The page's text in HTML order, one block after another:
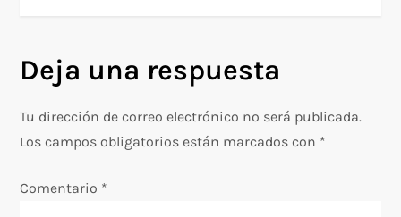
g
a
c
i
Deja una respuesta
Tu dirección de correo electrónico no será publicada.
Los campos obligatorios están marcados con *
Comentario *